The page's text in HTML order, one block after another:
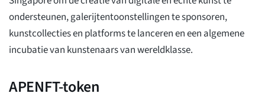
ondersteunen, galerijtentoonstellingen te sponsoren,
kunstcollecties en platforms te lanceren en een algemene
incubatie van kunstenaars van wereldklasse.
APENFT-token